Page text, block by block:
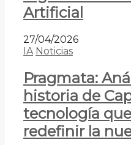
Artificial
27/04/2026
IA Noticias
Pragmata:
historia de
tecnología
redefinir la